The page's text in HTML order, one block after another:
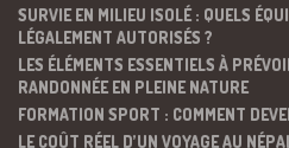
SURVIE EN MILIEU ISOLÉ : QUELS
LÉGALEMENT AUTORISÉS ?
LES ÉLÉMENTS ESSENTIELS À
RANDONNÉE EN PLEINE NATURE
FORMATION SPORT : COMMENT
LE COÛT RÉEL D’UN VOYAGE AU